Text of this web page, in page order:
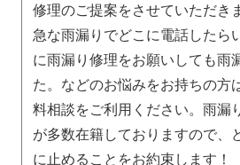
修理のご提案をさせていただき
急な雨漏りでどこに電話したら
に雨漏り修理をお願いしても雨
た。などのお悩みをお持ちの方
料相談をご利用ください。雨漏
が多数在籍しておりますので、
に止めることをお約束します！